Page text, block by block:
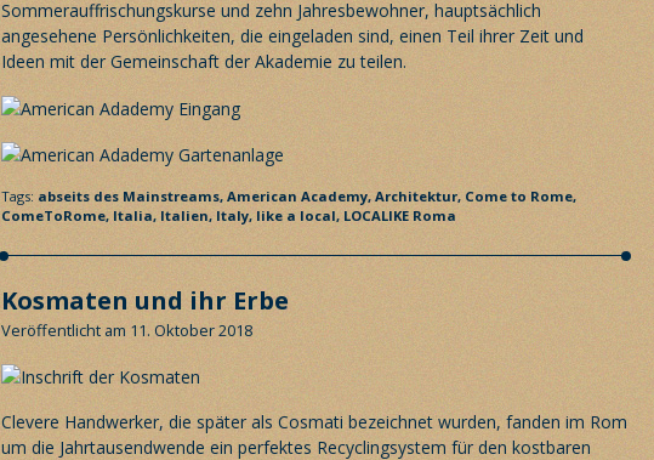
Sommerauffrischungskurse und zehn Jahresbewohner, hauptsächlich
angesehene Persönlichkeiten, die eingeladen sind, einen Teil ihrer Zeit und
Ideen mit der Gemeinschaft der Akademie zu teilen.
Tags: abseits des Mainstreams, American Academy, Architektur, Come to Rome,
ComeToRome, Italia, Italien, Italy, like a local, LOCALIKE Roma
Kosmaten und ihr Erbe
Veröffentlicht am 11. Oktober 2018
Clevere Handwerker, die später als Cosmati bezeichnet wurden, fanden im Rom
um die Jahrtausendwende ein perfektes Recyclingsystem für den kostbaren